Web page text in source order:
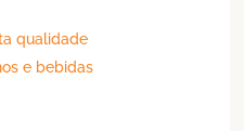
qualidade
e bebidas